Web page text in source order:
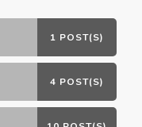
1 POST(S)
4 POST(S)